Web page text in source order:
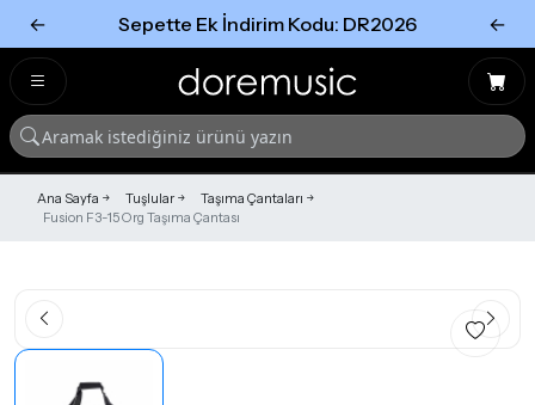
← Sepette Ek İndirim Kodu: DR2026 ←
Ana Sayfa Tuşlular
Taşıma Çantaları
Fusion F3-15 Org Taşıma Çantası
Tümünü Gör
Tümünü gör